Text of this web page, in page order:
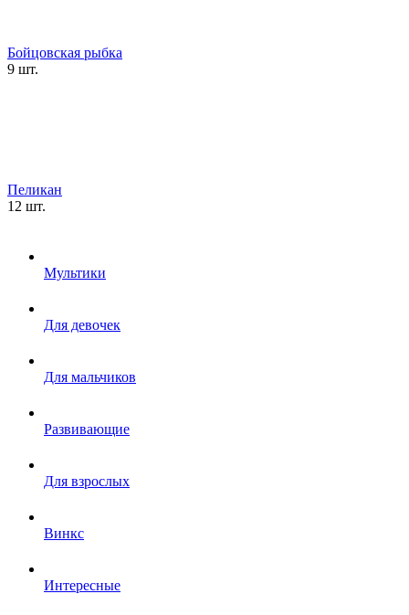
Бойцовская рыбка
9 шт.
Пеликан
12 шт.
Мультики
Для девочек
Для мальчиков
Развивающие
Для взрослых
Винкс
Интересные